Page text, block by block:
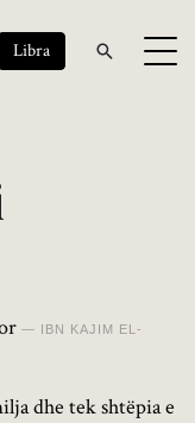
Libra
IBN KAJIM EL-
dhe tek shtëpia e